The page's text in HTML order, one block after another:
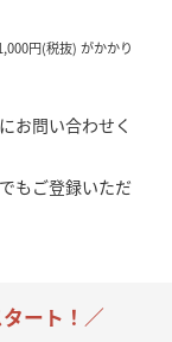
円(税抜) がかかり
お問い合わせく
もご登録いただ
ート！／